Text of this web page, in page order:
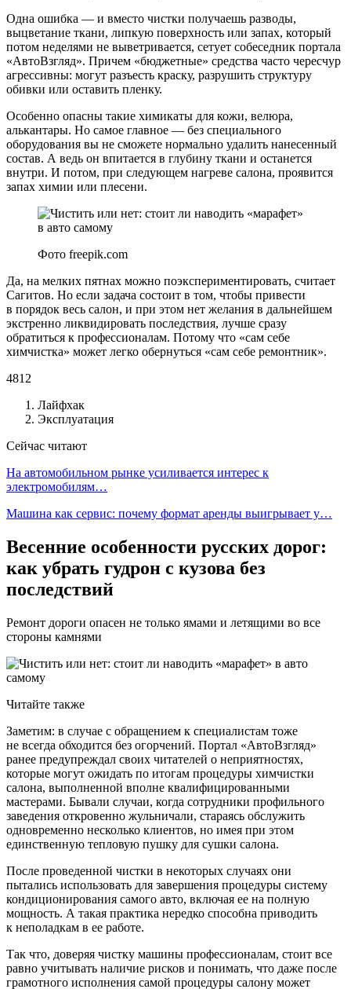
Одна ошибка — и вместо чистки получаешь разводы,
выцветание ткани, липкую поверхность или запах, который
потом неделями не выветривается, сетует собеседник портала
«АвтоВзгляд». Причем «бюджетные» средства часто чересчур
агрессивны: могут разъесть краску, разрушить структуру
обивки или оставить пленку.
Особенно опасны такие химикаты для кожи, велюра,
алькантары. Но самое главное — без специального
оборудования вы не сможете нормально удалить нанесенный
состав. А ведь он впитается в глубину ткани и останется
внутри. И потом, при следующем нагреве салона, проявится
запах химии или плесени.
Фото freepik.com
Да, на мелких пятнах можно поэкспериментировать, считает
Сагитов. Но если задача состоит в том, чтобы привести
в порядок весь салон, и при этом нет желания в дальнейшем
экстренно ликвидировать последствия, лучше сразу
обратиться к профессионалам. Потому что «сам себе
химчистка» может легко обернуться «сам себе ремонтник».
4812
Лайфхак
Эксплуатация
Сейчас читают
На автомобильном рынке усиливается интерес к
электромобилям…
Машина как сервис: почему формат аренды выигрывает у…
Весенние особенности русских дорог:
как убрать гудрон с кузова без
последствий
Ремонт дороги опасен не только ямами и летящими во все
стороны камнями
Читайте также
Заметим: в случае с обращением к специалистам тоже
не всегда обходится без огорчений. Портал «АвтоВзгляд»
ранее предупреждал своих читателей о неприятностях,
которые могут ожидать по итогам процедуры химчистки
салона, выполненной вполне квалифицированными
мастерами. Бывали случаи, когда сотрудники профильного
заведения откровенно жульничали, стараясь обслужить
одновременно несколько клиентов, но имея при этом
единственную тепловую пушку для сушки салона.
После проведенной чистки в некоторых случаях они
пытались использовать для завершения процедуры систему
кондиционирования самого авто, включая ее на полную
мощность. А такая практика нередко способна приводить
к неполадкам в ее работе.
Так что, доверяя чистку машины профессионалам, стоит все
равно учитывать наличие рисков и понимать, что даже после
грамотного исполнения самой процедуры салону может